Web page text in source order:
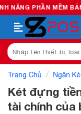
Skip
to
content
PHẦN MỀM BÁN
Tìm
kiếm:
Trang Chủ / Ngăn
Két đựng
tài chính của